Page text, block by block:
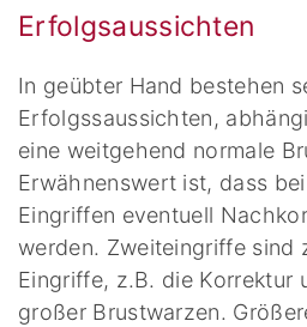
Erfolgsaussichten
In geübter Hand bestehen
Erfolgssaussichten,
eine weitgehend normale
Erwähnenswert ist, dass
Eingriffen eventuell
werden. Zweiteingriffe sind
Eingriffe, z.B. die Korrektur
großer Brustwarzen.